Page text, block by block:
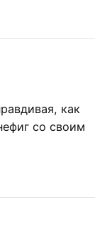
как
со своим